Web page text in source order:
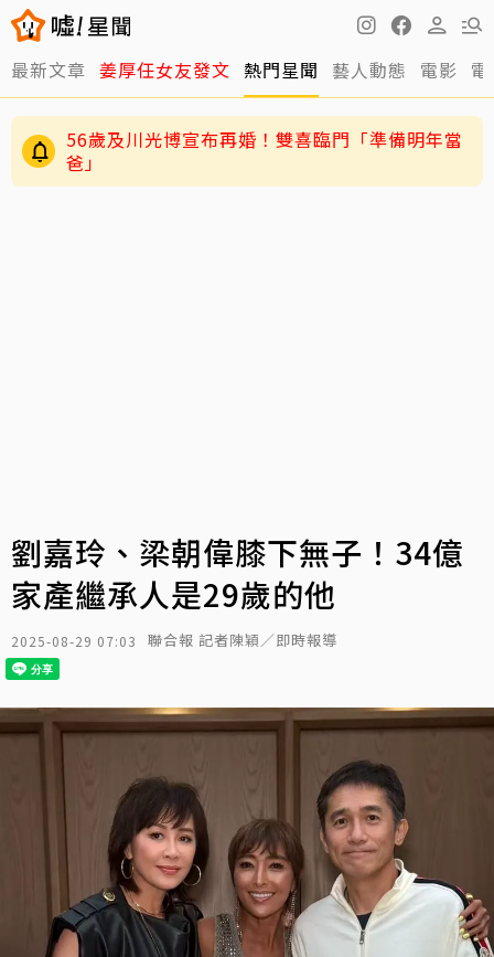
最新文章 姜厚任女友發文 熱門星聞 藝人動態 電影
56歲及川光博宣布再婚！雙喜臨門「準備明年當
爸」
劉嘉玲、梁朝偉膝下無子！34億
家產繼承人是29歲的他
2025-08-29 07:03 聯合報 記者陳穎／即時報導